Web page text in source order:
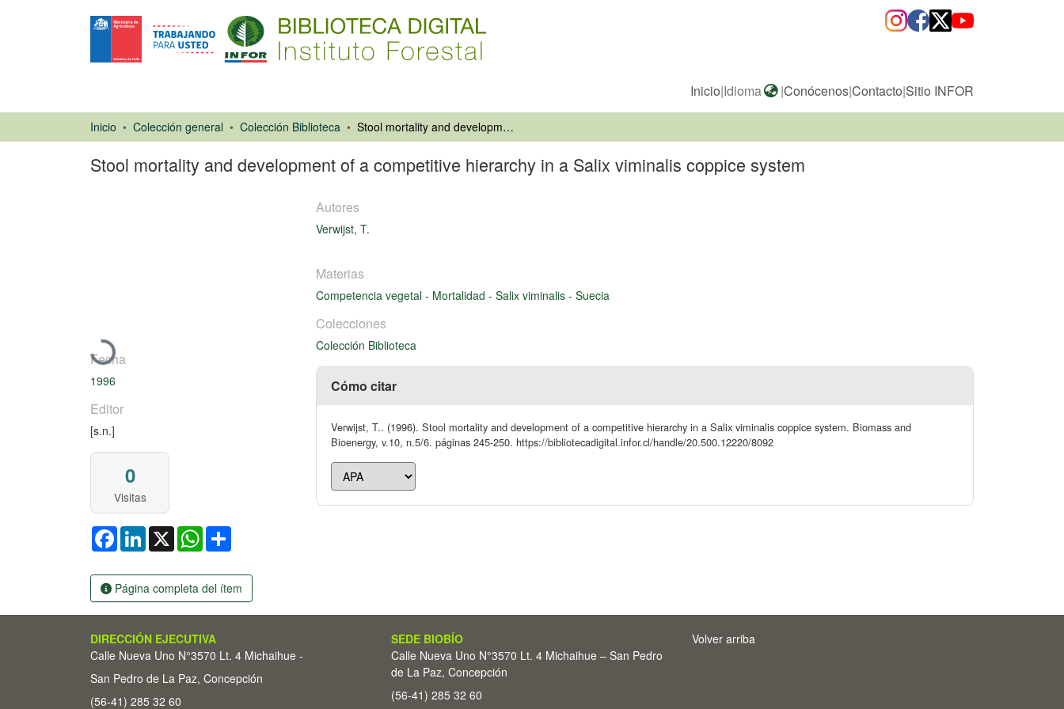
Inicio|Idioma |Conócenos|Contacto|Sitio INFOR
Inicio Colección general Colección Biblioteca Stool mortality and development of a competitive hierarchy in a Salix viminalis coppice system
Stool mortality and development of a competitive hierarchy in a Salix viminalis coppice system
Cargando...
Fecha
1996
Editor
[s.n.]
0
Visitas
FacebookLinkedIn
X WhatsApp
Página completa del ítem
Autores
Verwijst, T.
Materias
Competencia vegetal - Mortalidad - Salix viminalis - Suecia
Colecciones
Colección Biblioteca
Cómo citar
Verwijst, T.. (1996). Stool mortality and development of a competitive hierarchy in a Salix viminalis coppice system. Biomass and
Bioenergy, v.10, n.5/6. páginas 245-250. https://bibliotecadigital.infor.cl/handle/20.500.12220/8092
DIRECCIÓN EJECUTIVA
Calle Nueva Uno N°3570 Lt. 4 Michaihue -
San Pedro de La Paz, Concepción
(56-41) 285 32 60
SEDE BIOBÍO
Calle Nueva Uno N°3570 Lt. 4 Michaihue – San Pedro
de La Paz, Concepción
(56-41) 285 32 60
Volver arriba